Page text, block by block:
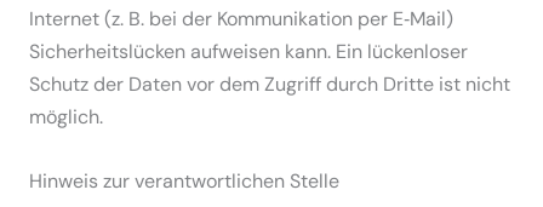
Internet (z. B. bei der Kommu­ni­kation per E‑Mail)
Sicher­heits­lücken aufweisen kann. Ein lücken­loser
Schutz der Daten vor dem Zugriff durch Dritte ist nicht
möglich.
Hinweis zur verant­wort­lichen Stelle